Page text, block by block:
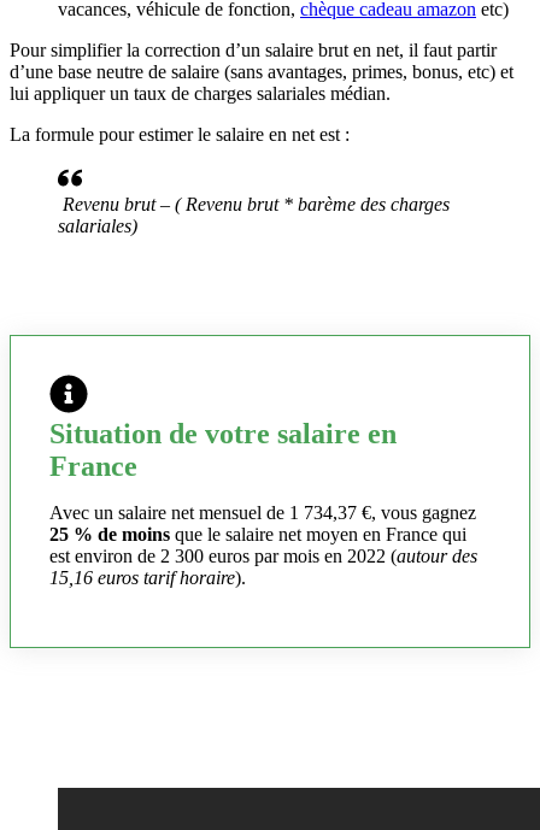
vacances, véhicule de fonction, chèque cadeau amazon etc)
Pour simplifier la correction d’un salaire brut en net, il faut partir
d’une base neutre de salaire (sans avantages, primes, bonus, etc) et
lui appliquer un taux de charges salariales médian.
La formule pour estimer le salaire en net est :
Revenu brut – ( Revenu brut * barème des charges
salariales)
Situation de votre salaire en
France
Avec un salaire net mensuel de 1 734,37 €, vous gagnez
25 % de moins que le salaire net moyen en France qui
est environ de 2 300 euros par mois en 2022 (autour des
15,16 euros tarif horaire).